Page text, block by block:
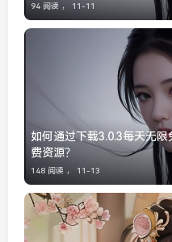
94 阅读 ， 11-11
如何通过下载3.0.3每天无
费资源？
148 阅读 ， 11-13